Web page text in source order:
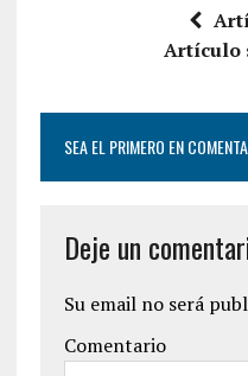
Artículo
SEA EL PRIMERO EN
Deje un
Su email no será
Comentario